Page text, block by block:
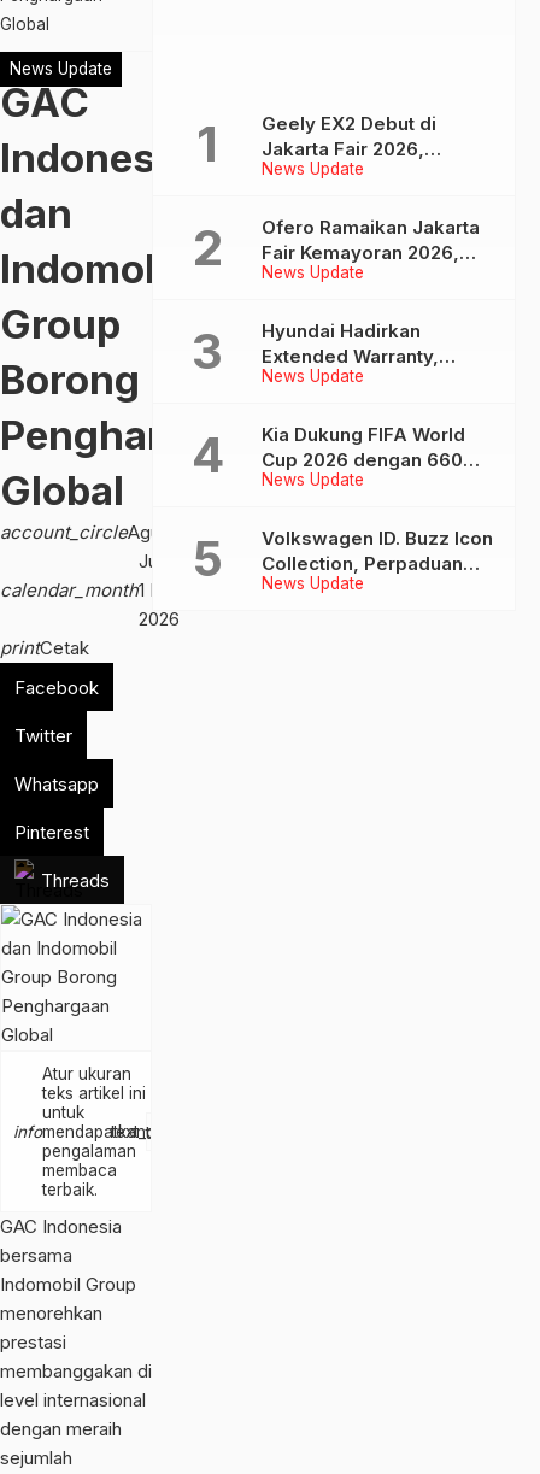
Global
News Update
GAC
Indonesia
dan
Indomobil
Group
Borong
Penghargaan
Global
account_circleAgus
calendar_month
Jumat,
1 Mei
2026
printCetak
Facebook
Twitter
Whatsapp
Pinterest
Threads
info
Atur ukuran
teks artikel ini
untuk
mendapatkan
pengalaman
membaca
terbaik.
text_decrease
text_increase
GAC Indonesia
bersama
Indomobil Group
menorehkan
prestasi
membanggakan di
level internasional
dengan meraih
sejumlah
News Update
Geely EX2 Debut di
Jakarta Fair 2026,
Tawarkan Mobil Listrik
Jutaan
News Update
Ofero Ramaikan Jakarta
Fair Kemayoran 2026,
Tampilkan Produk
Model Baru
News Update
Hyundai Hadirkan
Extended Warranty,
Berikan Perlindungan
Produk ini
News Update
Kia Dukung FIFA World
Cup 2026 dengan 660
Armada Kendaraan
News Update
Volkswagen ID. Buzz Icon
Collection, Perpaduan
Gaya, Kenyamanan, dan